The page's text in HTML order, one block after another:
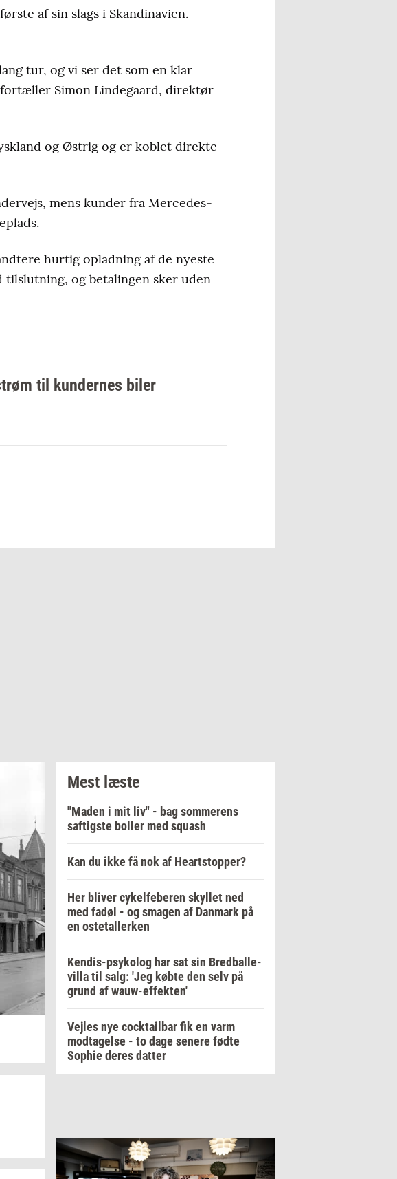
af sin slags i Skandinavien.
tur, og vi ser det som en klar
Simon Lindegaard, direktør
og Østrig og er koblet direkte
mens kunder fra Mercedes-
hurtig opladning af de nyeste
og betalingen sker uden
til kundernes biler
Mest læste
"Maden i mit liv" - bag sommerens
saftigste boller med squash
Kan du ikke få nok af Heartstopper?
Her bliver cykelfeberen skyllet ned
med fadøl - og smagen af Danmark på
en ostetallerken
Kendis-psykolog har sat sin Bredballe-
villa til salg: 'Jeg købte den selv på
grund af wauw-effekten'
Vejles nye cocktailbar fik en varm
modtagelse - to dage senere fødte
Sophie deres datter